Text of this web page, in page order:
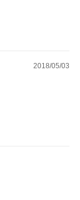
2018/05/03